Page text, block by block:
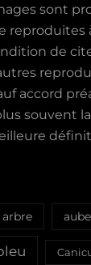
sont
reproduites
de
accord
souvent
arbre aube